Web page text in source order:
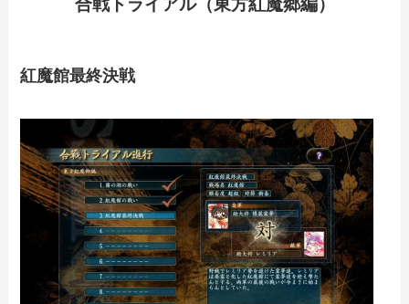
合戦トライアル（東方紅魔郷編）
紅魔館最終決戦